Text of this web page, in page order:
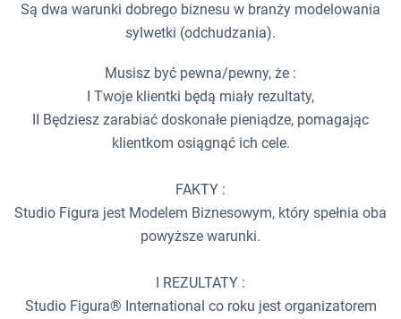
Są dwa warunki dobrego biznesu w branży modelowania
sylwetki (odchudzania).
Musisz być pewna/pewny, że :
I Twoje klientki będą miały rezultaty,
II Będziesz zarabiać doskonałe pieniądze, pomagając
klientkom osiągnąć ich cele.
FAKTY :
Studio Figura jest Modelem Biznesowym, który spełnia oba
powyższe warunki.
I REZULTATY :
Studio Figura® International co roku jest organizatorem